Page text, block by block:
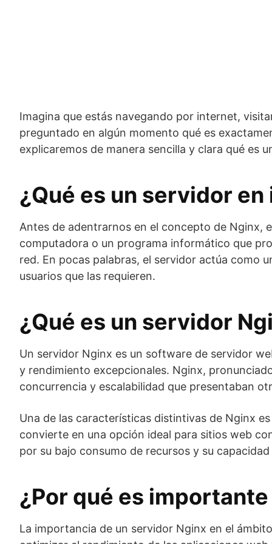
Imagina que estás navegando por internet,
preguntado en algún momento qué es
explicaremos de manera sencilla y clara qué es
¿Qué es un servidor
Antes de adentrarnos en el concepto de Nginx,
computadora o un programa informático que
red. En pocas palabras, el servidor actúa como
usuarios que las requieren.
¿Qué es un servidor
Un servidor Nginx es un software de servidor
y rendimiento excepcionales. Nginx,
concurrencia y escalabilidad que presentaban
Una de las características distintivas de Nginx
convierte en una opción ideal para sitios web
por su bajo consumo de recursos y su
¿Por qué es
La importancia de un servidor Nginx en el